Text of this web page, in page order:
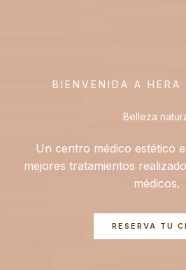
BIENVENIDA A HERA
Belleza
Un centro médico estético
mejores tratamientos
médicos.
RESERVA TU